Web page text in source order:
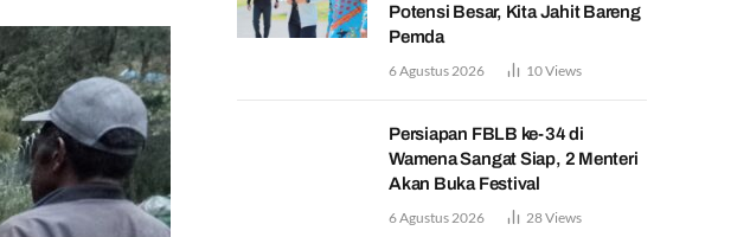
Potensi Besar, Kita Jahit Bareng
Pemda
6 Agustus 2026 10Views
Persiapan FBLB ke-34 di
Wamena Sangat Siap, 2 Menteri
Akan Buka Festival
6 Agustus 2026 28Views